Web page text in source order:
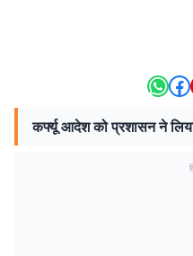
कर्फ्यू आदेश को प्रशासन ने